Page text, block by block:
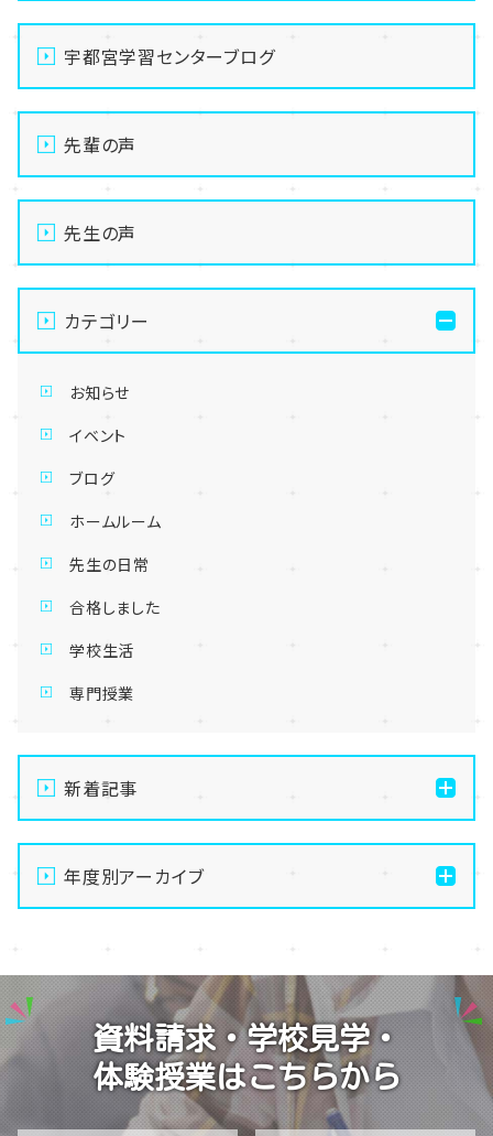
宇都宮学習センターブログ
先輩の声
先生の声
カテゴリー
お知らせ
イベント
ブログ
ホームルーム
先生の日常
合格しました
学校生活
専門授業
新着記事
【宇都宮】手先を動かして無心になる🧶最高のデジタル
デトックス、はじめませんか？
【宇都宮】生徒会夏祭りを開催しました✨～第二段～
【宇都宮】校舎閉鎖期間のお知らせ🍉🌻
【宇都宮】推し活ネイルも楽しんじゃいます✊💕
年度別アーカイブ
2025
2024
資料請求・学校見学・
体験授業はこちらから